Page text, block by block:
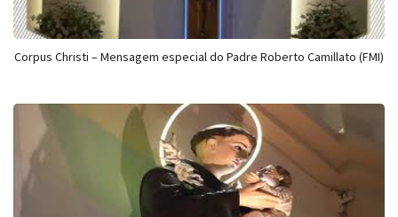
Corpus Christi – Mensagem especial do Padre Roberto Camillato (FMI)